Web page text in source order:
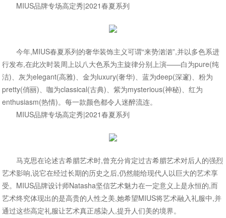
MIUS品牌专场高定秀|2021春夏系列
今年,MIUS春夏系列的奢华装饰主义可谓“来势汹汹”,并以多色系进
行发布,在此次时装周上以八大色系为主旋律分别上演——白为pure(纯
洁)、灰为elegant(高雅)、金为luxury(奢华)、蓝为deep(深邃)、粉为
pretty(俏丽)、咖为classical(古典)、紫为mysterious(神秘)、红为
enthusiasm(热情)。每一款颜色都令人迷醉流连。
MIUS品牌专场高定秀|2021春夏系列
马克思在论述古希腊艺术时,曾充分肯定过古希腊艺术对后人的强烈
艺术影响,说它在经过长期的历史之后,仍然能给现代人以巨大的艺术享
受。MIUS品牌设计师Natasha坚信艺术魅力在一定意义上是永恒的,而
艺术终究体现出的是高贵的人性之美,她希望MIUS将艺术融入礼服中,并
通过这些高定礼服让艺术真正感染人,提升人们美的境界。